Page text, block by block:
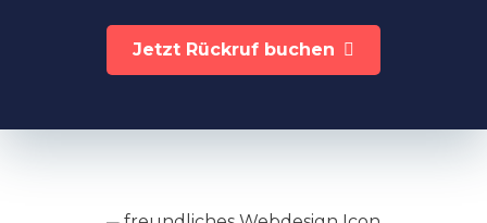
Jetzt Rückruf buchen